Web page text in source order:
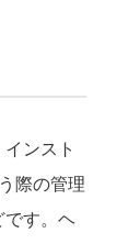
ンスト
際の管理
です。ヘ